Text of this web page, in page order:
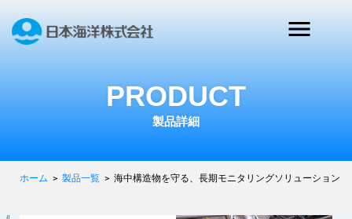
PRODUCT
製品詳細
ホーム > 製品一覧 > 海中構造物を守る、長期モニタリングソリューション